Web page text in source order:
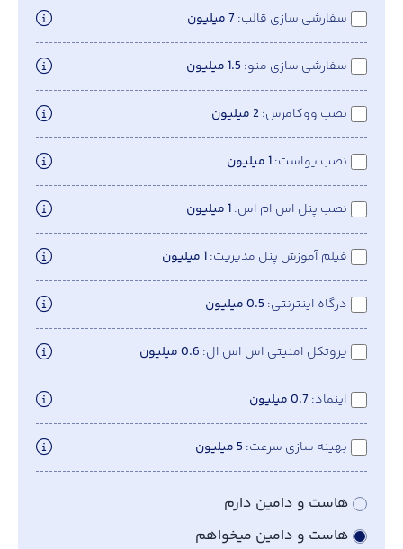
سفارشی سازی قالب 7 میلیون
سفارشی سازی منو 1.5 میلیون
نصب ووکامرس 2 میلیون
نصب یواست 1 میلیون
نصب پنل اس ام اس 1 میلیون
فیلم آموزش پنل مدیریت 1 میلیون
درگاه اینترنتی 0.5 میلیون
پروتکل امنیتی اس اس ال 0.6 میلیون
اینماد 0.7 میلیون
بهینه سازی سرعت 5 میلیون
هاست و دامین دارم
هاست و دامین میخواهم